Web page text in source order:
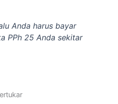
Anda harus bayar
PPh 25 Anda sekitar